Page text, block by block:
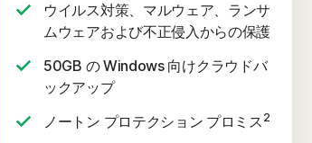
ウイルス対策、マルウェア、ランサ
ムウェアおよび不正侵入からの保護
50GB の Windows 向けクラウドバ
ックアップ
ノートン プロテクション プロミス 2